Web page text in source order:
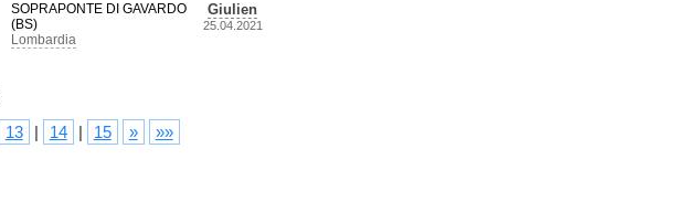
SOPRAPONTE DI GAVARDO
(BS)
Lombardia
Giulien
25.04.2021
13 | 14 | 15 » »»